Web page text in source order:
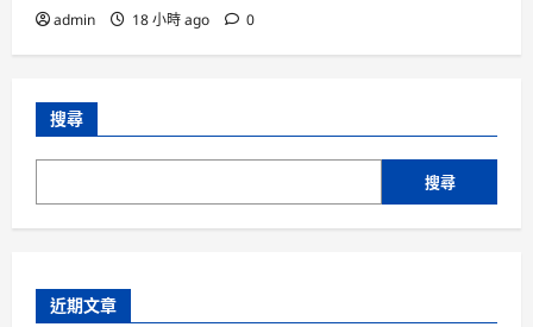
admin 18 小時 ago 0
搜尋
搜尋
近期文章